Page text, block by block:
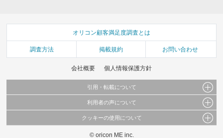
オリコン顧客満足度調査とは
調査方法 掲載規約 お問い合わせ
会社概要 個人情報保護方針
引用・転載について
当サイトで公開されている情報（文字、写真、イラスト、画像データ等）及びこれらの配
これらの情報を権利者の許可なく無断転載・複製などの二次利用を行うことは固く禁じて
利用者の声について
当サイトに掲載している内容はすべてサービスの利用者が提出された見解・感想です。
クッキーの使用について
このサイトでは Cookie を使用して、ユーザーに合わせたコンテンツや広告の表示、ソー
© oricon ME inc.